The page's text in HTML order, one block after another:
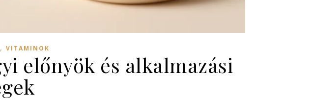
, VITAMINOK
előnyök és alkalmazási